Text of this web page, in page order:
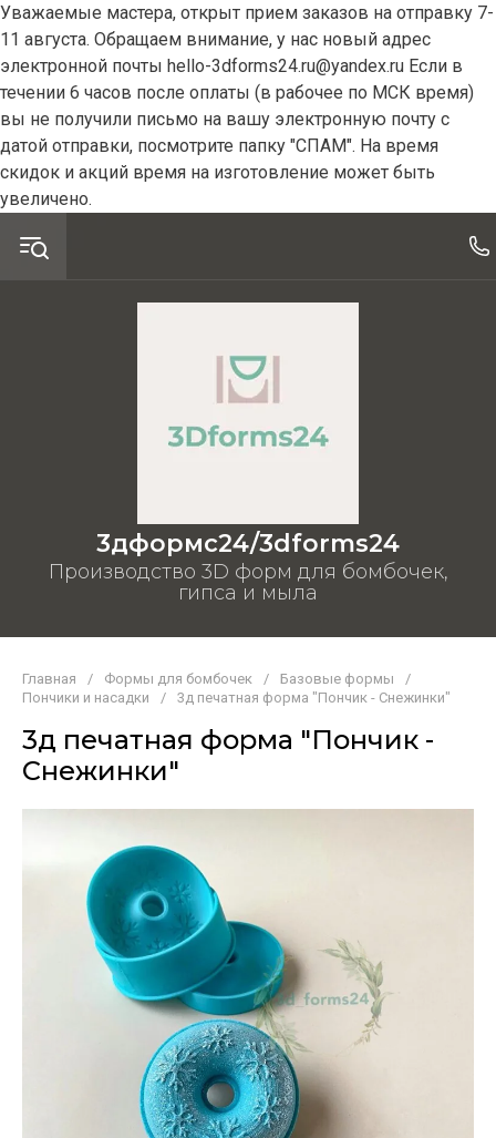
Уважаемые мастера, открыт прием заказов на отправку 7-
11 августа. Обращаем внимание, у нас новый адрес
электронной почты hello-3dforms24.ru@yandex.ru Если в
течении 6 часов после оплаты (в рабочее по МСК время)
вы не получили письмо на вашу электронную почту с
датой отправки, посмотрите папку "СПАМ". На время
скидок и акций время на изготовление может быть
увеличено.
3дформс24/3dforms24
Производство 3D форм для бомбочек,
гипса и мыла
Главная / Формы для бомбочек / Базовые формы
/
Пончики и насадки
/ 3д печатная форма "Пончик - Снежинки"
3д печатная форма "Пончик -
Снежинки"